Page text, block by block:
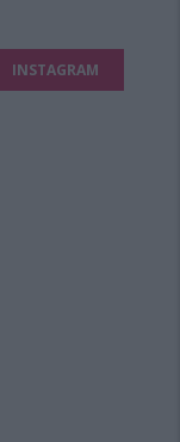
INSTAGRAM